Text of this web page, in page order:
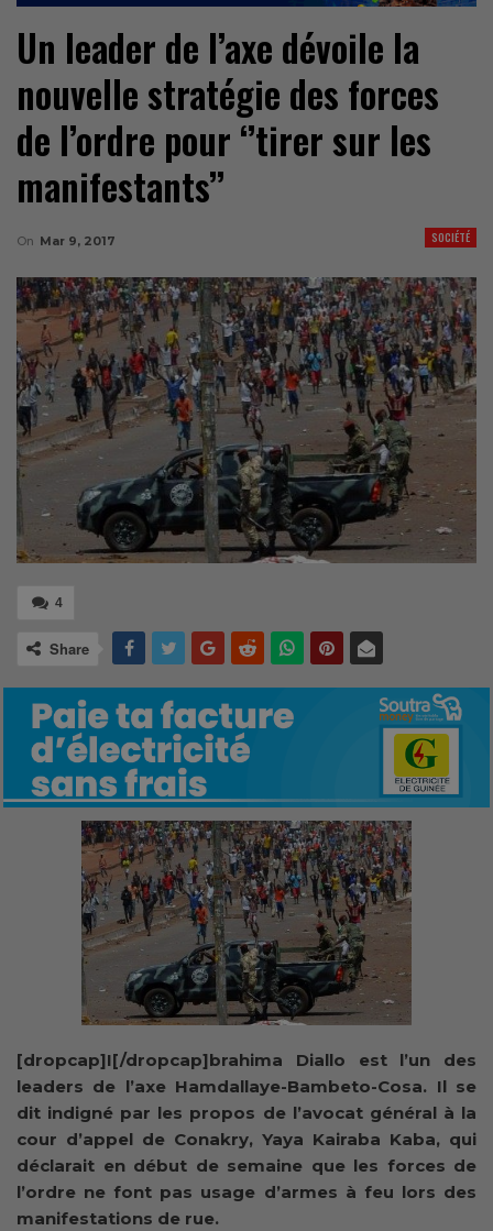
Un leader de l’axe dévoile la
nouvelle stratégie des forces
de l’ordre pour ‘’tirer sur les
manifestants’’
SOCIÉTÉ
On Mar 9, 2017
4
Share
[dropcap]I[/dropcap]brahima Diallo est l’un des
leaders de l’axe Hamdallaye-Bambeto-Cosa. Il se
dit indigné par les propos de l’avocat général à la
cour d’appel de Conakry, Yaya Kairaba Kaba, qui
déclarait en début de semaine que les forces de
l’ordre ne font pas usage d’armes à feu lors des
manifestations de rue.